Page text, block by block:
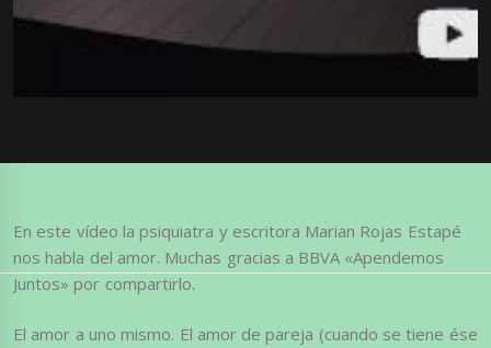
En este vídeo la psiquiatra y escritora Marian Rojas Estapé
nos habla del amor. Muchas gracias a BBVA «Apendemos
Juntos» por compartirlo.
El amor a uno mismo. El amor de pareja (cuando se tiene ése